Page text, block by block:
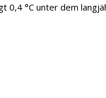
0,4 °C unter dem